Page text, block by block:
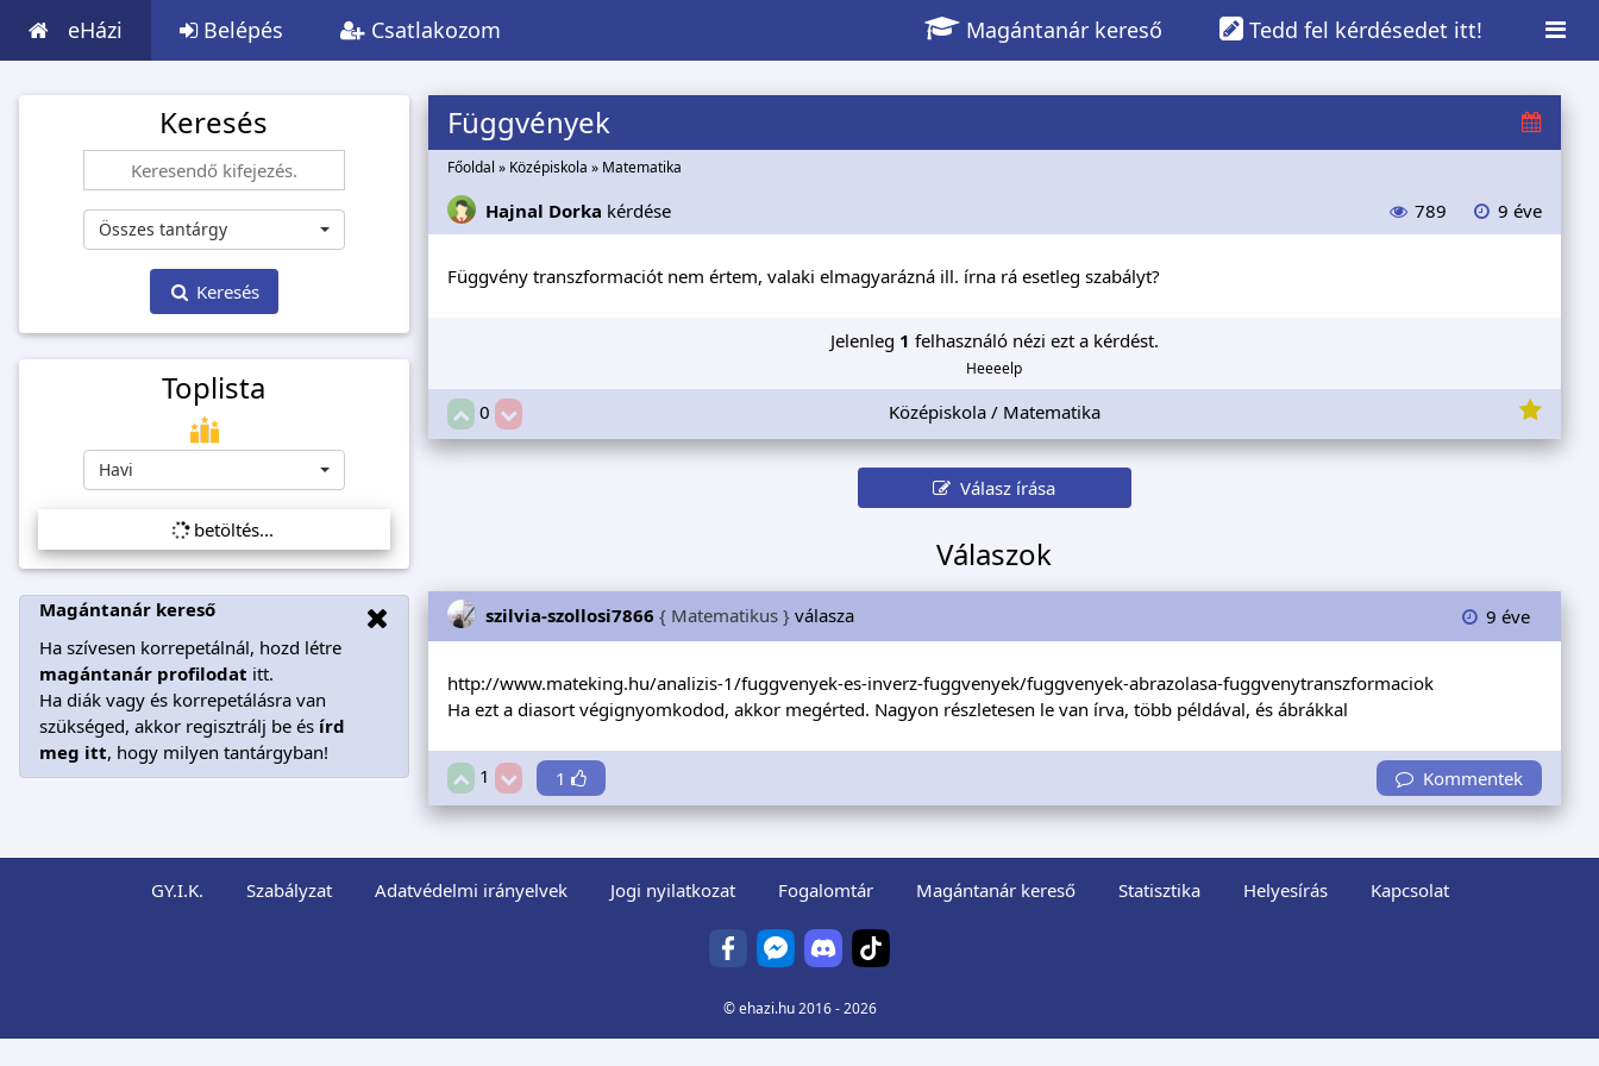
eHázi Belépés Csatlakozom Tedd fel kérdésedet itt!
Magántanár kereső
Keresés
Összes tantárgy
Keresés
Toplista
Havi
betöltés...
Magántanár kereső
Ha szívesen korrepetálnál, hozd létre
magántanár profilodat itt.
Ha diák vagy és korrepetálásra van
szükséged, akkor regisztrálj be és írd
meg itt, hogy milyen tantárgyban!
Függvények
Főoldal » Középiskola » Matematika
Hajnal Dorka kérdése 789 9 éve
Függvény transzformaciót nem értem, valaki elmagyarázná ill. írna rá esetleg szabályt?
Jelenleg 1 felhasználó nézi ezt a kérdést.
Heeeelp
0 Középiskola / Matematika
Válasz írása
Válaszok
szilvia-szollosi7866 { Matematikus }válasza 9 éve
http://www.mateking.hu/analizis-1/fuggvenyek-es-inverz-fuggvenyek/fuggvenyek-abrazolasa-fuggvenytranszformaciok
Ha ezt a diasort végignyomkodod, akkor megérted. Nagyon részletesen le van írva, több példával, és ábrákkal
1 1 Kommentek
GY.I.K. Szabályzat Adatvédelmi irányelvek Jogi nyilatkozat Fogalomtár Magántanár kereső Statisztika Helyesírás Kapcsolat
©ehazi.hu2016 - 2026